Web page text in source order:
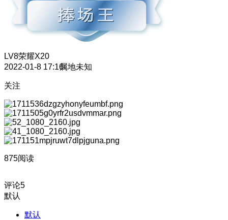
LV8荣耀X20
2022-01-8 17:16属地未知
关注
875阅读
评论5
默认
默认